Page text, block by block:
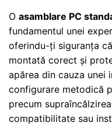
O asamblare PC
fundamentul unei
oferindu-ți siguranța
montată corect și
apărea din cauza unei
configurare metodică
precum
compatibilitate sau